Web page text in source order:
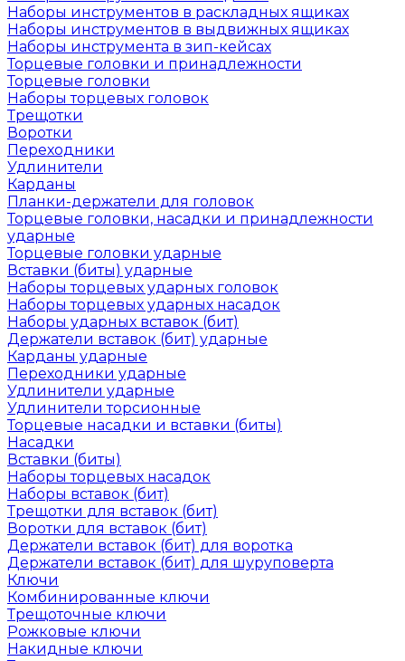
Наборы инструментов в раскладных ящиках
Наборы инструментов в выдвижных ящиках
Наборы инструмента в зип-кейсах
Торцевые головки и принадлежности
Торцевые головки
Наборы торцевых головок
Трещотки
Воротки
Переходники
Удлинители
Карданы
Планки-держатели для головок
Торцевые головки, насадки и принадлежности
ударные
Торцевые головки ударные
Вставки (биты) ударные
Наборы торцевых ударных головок
Наборы торцевых ударных насадок
Наборы ударных вставок (бит)
Держатели вставок (бит) ударные
Карданы ударные
Переходники ударные
Удлинители ударные
Удлинители торсионные
Торцевые насадки и вставки (биты)
Насадки
Вставки (биты)
Наборы торцевых насадок
Наборы вставок (бит)
Трещотки для вставок (бит)
Воротки для вставок (бит)
Держатели вставок (бит) для воротка
Держатели вставок (бит) для шуруповерта
Ключи
Комбинированные ключи
Трещоточные ключи
Рожковые ключи
Накидные ключи